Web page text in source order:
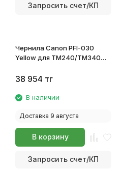
Запросить счет/КП
Чернила Canon PFI-030
Yellow для TM240/TM340
38 954 тг
В наличии
Доставка 9 августа
В корзину
Запросить счет/КП